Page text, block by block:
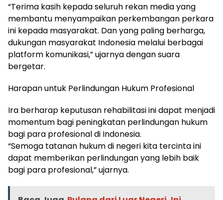
“Terima kasih kepada seluruh rekan media yang
membantu menyampaikan perkembangan perkara
ini kepada masyarakat. Dan yang paling berharga,
dukungan masyarakat Indonesia melalui berbagai
platform komunikasi,” ujarnya dengan suara
bergetar.
Harapan untuk Perlindungan Hukum Profesional
Ira berharap keputusan rehabilitasi ini dapat menjadi
momentum bagi peningkatan perlindungan hukum
bagi para profesional di Indonesia.
“Semoga tatanan hukum di negeri kita tercinta ini
dapat memberikan perlindungan yang lebih baik
bagi para profesional,” ujarnya.